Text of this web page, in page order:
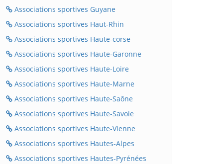
Associations sportives Guyane
Associations sportives Haut-Rhin
Associations sportives Haute-corse
Associations sportives Haute-Garonne
Associations sportives Haute-Loire
Associations sportives Haute-Marne
Associations sportives Haute-Saône
Associations sportives Haute-Savoie
Associations sportives Haute-Vienne
Associations sportives Hautes-Alpes
Associations sportives Hautes-Pyrénées